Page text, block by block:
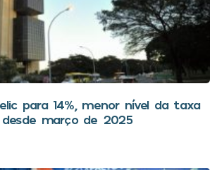
para 14%, menor nível da taxa
março de 2025